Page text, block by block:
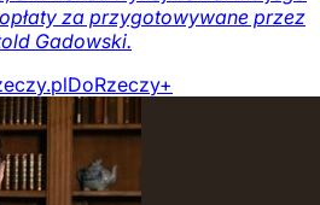
za przygotowywane przez
Gadowski.
DoRzeczy+